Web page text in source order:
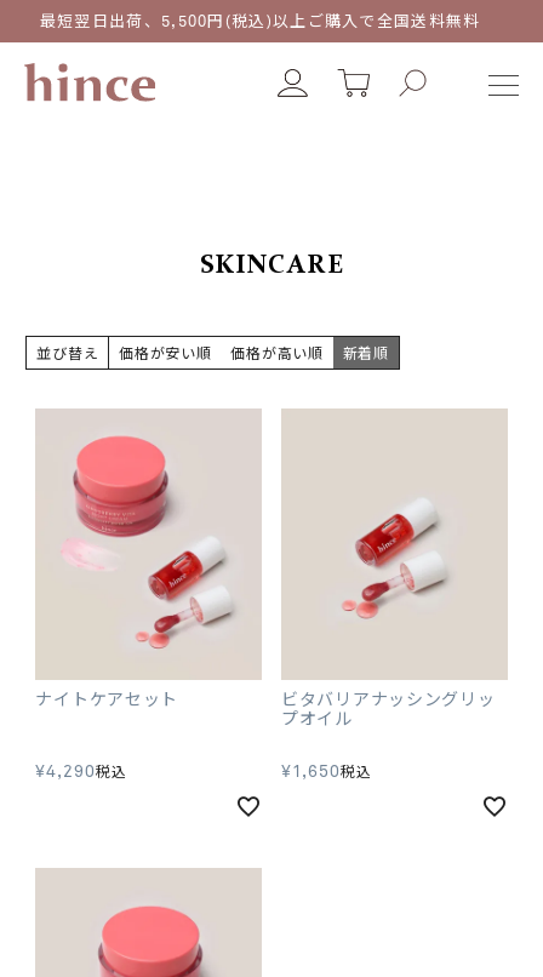
最短翌日出荷、5,500円(税込)以上ご購入で全国送料無料
SKINCARE
並び替え 価格が安い順 価格が高い順 新着順
ナイトケアセット
¥4,290税込
ビタバリアナッシングリッ
プオイル
¥1,650税込